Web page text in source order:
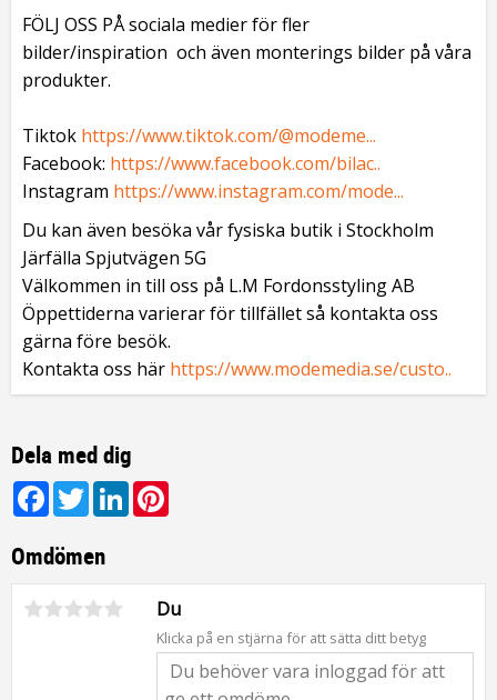
FÖLJ OSS PÅ sociala medier för fler
bilder/inspiration och även monterings bilder på våra
produkter.
Tiktok https://www.tiktok.com/@modeme...
Facebook: https://www.facebook.com/bilac..
Instagram https://www.instagram.com/mode...
Du kan även besöka vår fysiska butik i Stockholm
Järfälla Spjutvägen 5G
Välkommen in till oss på L.M Fordonsstyling AB
Öppettiderna varierar för tillfället så kontakta oss
gärna före besök.
Kontakta oss här https://www.modemedia.se/custo..
Dela med dig
Facebook
TwitterLinkedIn
Omdömen
Du
Klicka på en stjärna för att sätta ditt betyg